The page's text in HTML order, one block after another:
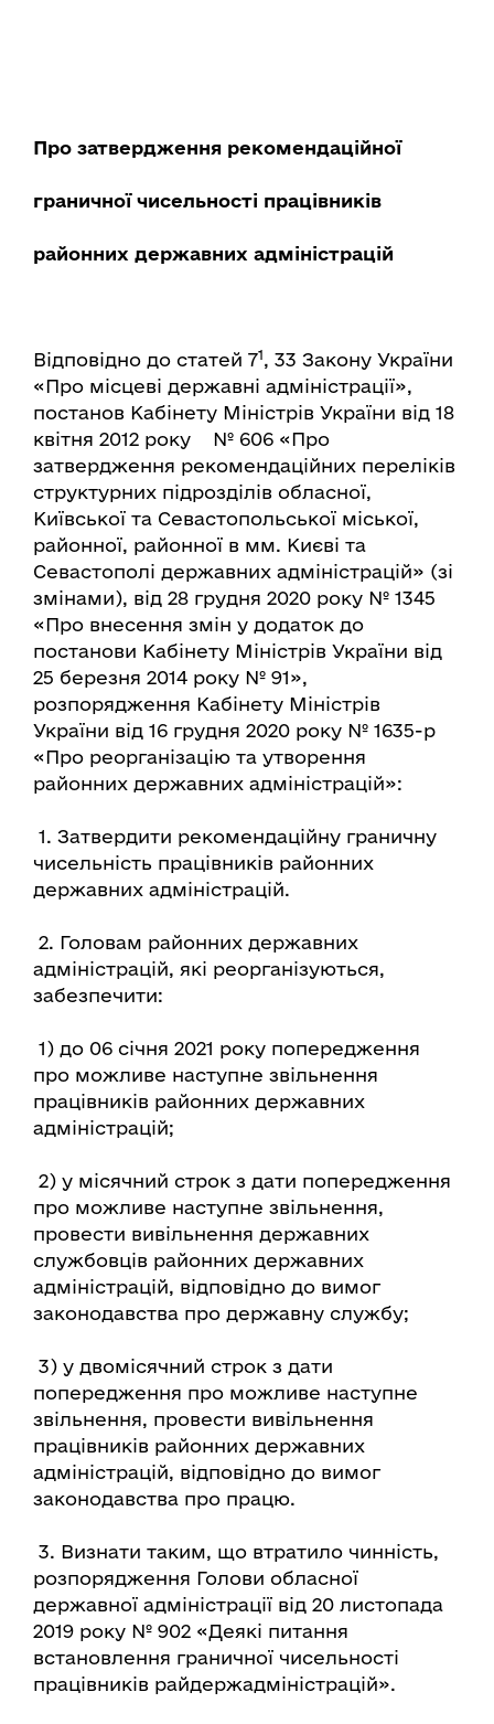
Про затвердження рекомендаційної
граничної чисельності працівників
районних державних адміністрацій
Відповідно до статей 71, 33 Закону України
«Про місцеві державні адміністрації»,
постанов Кабінету Міністрів України від 18
квітня 2012 року № 606 «Про
затвердження рекомендаційних переліків
структурних підрозділів обласної,
Київської та Севастопольської міської,
районної, районної в мм. Києві та
Севастополі державних адміністрацій» (зі
змінами), від 28 грудня 2020 року № 1345
«Про внесення змін у додаток до
постанови Кабінету Міністрів України від
25 березня 2014 року № 91»,
розпорядження Кабінету Міністрів
України від 16 грудня 2020 року № 1635-р
«Про реорганізацію та утворення
районних державних адміністрацій»:
1. Затвердити рекомендаційну граничну
чисельність працівників районних
державних адміністрацій.
2. Головам районних державних
адміністрацій, які реорганізуються,
забезпечити:
1) до 06 січня 2021 року попередження
про можливе наступне звільнення
працівників районних державних
адміністрацій;
2) у місячний строк з дати попередження
про можливе наступне звільнення,
провести вивільнення державних
службовців районних державних
адміністрацій, відповідно до вимог
законодавства про державну службу;
3) у двомісячний строк з дати
попередження про можливе наступне
звільнення, провести вивільнення
працівників районних державних
адміністрацій, відповідно до вимог
законодавства про працю.
3. Визнати таким, що втратило чинність,
розпорядження Голови обласної
державної адміністрації від 20 листопада
2019 року № 902 «Деякі питання
встановлення граничної чисельності
працівників райдержадміністрацій».